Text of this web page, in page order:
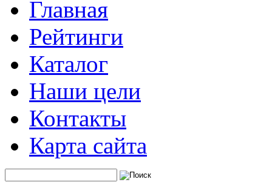
Главная
Рейтинги
Каталог
Наши цели
Контакты
Карта сайта